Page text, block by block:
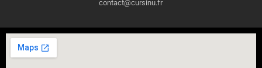
contact@cursinu.fr